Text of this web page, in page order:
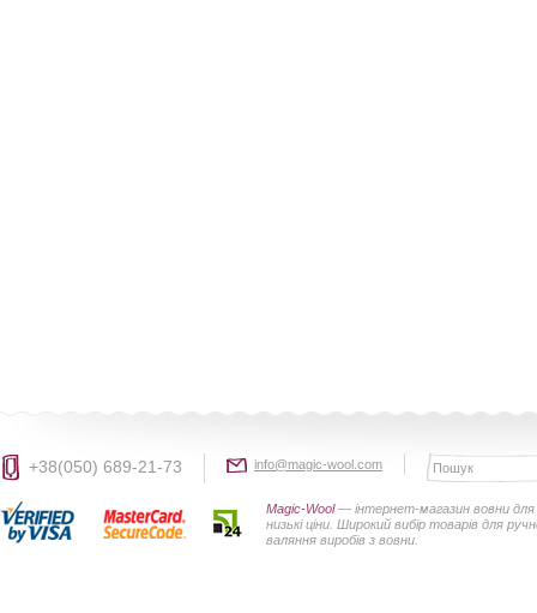
+38(050) 689-21-73 info@magic-wool.com
Magic-Wool— інтернет-магазин вовни
низькі ціни. Широкий вибір товарів для
валяння виробів з вовни.